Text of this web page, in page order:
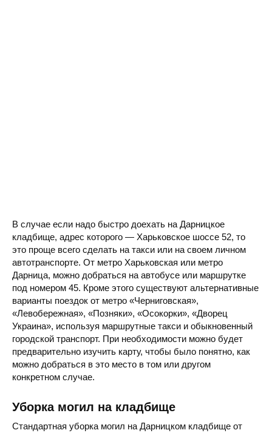
В случае если надо быстро доехать на Дарницкое
кладбище, адрес которого — Харьковское шоссе 52, то
это проще всего сделать на такси или на своем личном
автотранспорте. От метро Харьковская или метро
Дарница, можно добраться на автобусе или маршрутке
под номером 45. Кроме этого существуют альтернативные
варианты поездок от метро «Черниговская»,
«Левобережная», «Позняки», «Осокорки», «Дворец
Украина», используя маршрутные такси и обыкновенный
городской транспорт. При необходимости можно будет
предварительно изучить карту, чтобы было понятно, как
можно добраться в это место в том или другом
конкретном случае.
Уборка могил на кладбище
Стандартная уборка могил на Дарницком кладбище от